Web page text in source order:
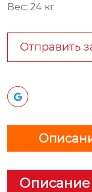
Вес: 24 кг
Отправить
Описание